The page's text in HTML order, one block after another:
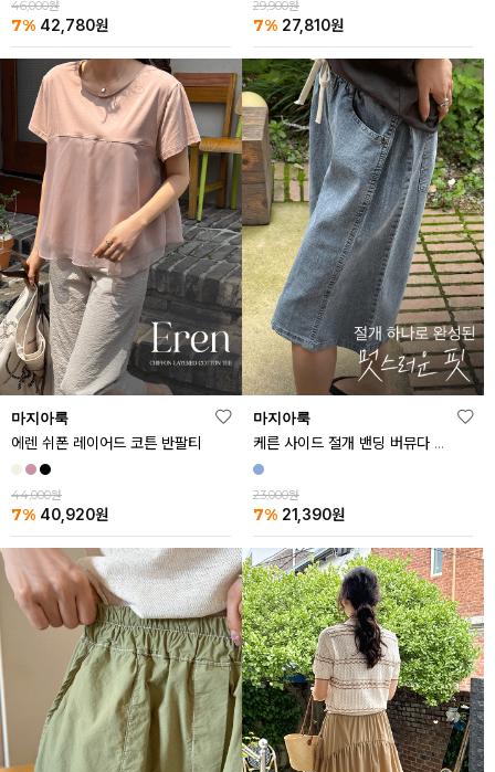
46,000원
7% 42,780원
29,900원
7% 27,810원
마지아룩
에렌 쉬폰 레이어드 코튼 반팔티
44,000원
7% 40,920원
마지아룩
케른 사이드 절개 밴딩 버뮤다 데님 반바지
23,000원
7% 21,390원